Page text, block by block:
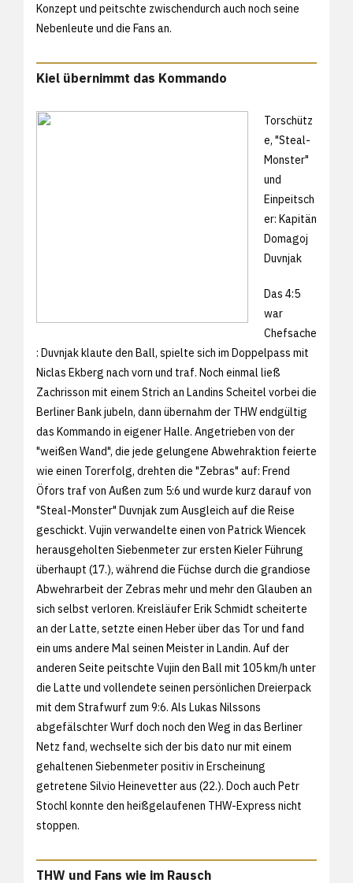
Konzept und peitschte zwischendurch auch noch seine
Nebenleute und die Fans an.
Kiel übernimmt das Kommando
Torschütz
e, "Steal-
Monster"
und
Einpeitsch
er: Kapitän
Domagoj
Duvnjak
Das 4:5
war
Chefsache
: Duvnjak klaute den Ball, spielte sich im Doppelpass mit
Niclas Ekberg nach vorn und traf. Noch einmal ließ
Zachrisson mit einem Strich an Landins Scheitel vorbei die
Berliner Bank jubeln, dann übernahm der THW endgültig
das Kommando in eigener Halle. Angetrieben von der
"weißen Wand", die jede gelungene Abwehraktion feierte
wie einen Torerfolg, drehten die "Zebras" auf: Frend
Öfors traf von Außen zum 5:6 und wurde kurz darauf von
"Steal-Monster" Duvnjak zum Ausgleich auf die Reise
geschickt. Vujin verwandelte einen von Patrick Wiencek
herausgeholten Siebenmeter zur ersten Kieler Führung
überhaupt (17.), während die Füchse durch die grandiose
Abwehrarbeit der Zebras mehr und mehr den Glauben an
sich selbst verloren. Kreisläufer Erik Schmidt scheiterte
an der Latte, setzte einen Heber über das Tor und fand
ein ums andere Mal seinen Meister in Landin. Auf der
anderen Seite peitschte Vujin den Ball mit 105 km/h unter
die Latte und vollendete seinen persönlichen Dreierpack
mit dem Strafwurf zum 9:6. Als Lukas Nilssons
abgefälschter Wurf doch noch den Weg in das Berliner
Netz fand, wechselte sich der bis dato nur mit einem
gehaltenen Siebenmeter positiv in Erscheinung
getretene Silvio Heinevetter aus (22.). Doch auch Petr
Stochl konnte den heißgelaufenen THW-Express nicht
stoppen.
THW und Fans wie im Rausch